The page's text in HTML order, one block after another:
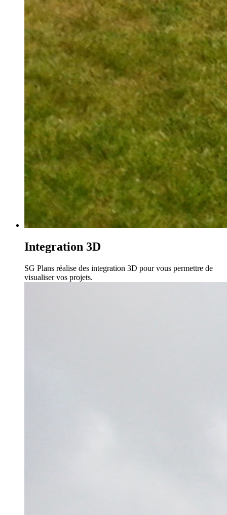
Integration 3D
SG Plans réalise des integration 3D pour vous permettre de
visualiser vos projets.